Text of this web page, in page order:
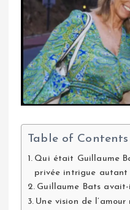
Table of Contents
Qui était Guillaume
privée intrigue autant
Guillaume Bats
Une vision de